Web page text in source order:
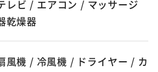
レビ / エアコン / マッサージ
乾燥器
風機 / 冷風機 / ドライヤー / カ